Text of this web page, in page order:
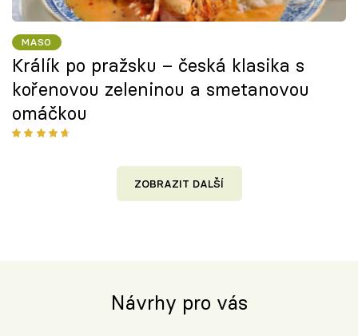
MASO
Králík po pražsku – česká klasika s
kořenovou zeleninou a smetanovou
omáčkou
ZOBRAZIT DALŠÍ
Návrhy pro vás